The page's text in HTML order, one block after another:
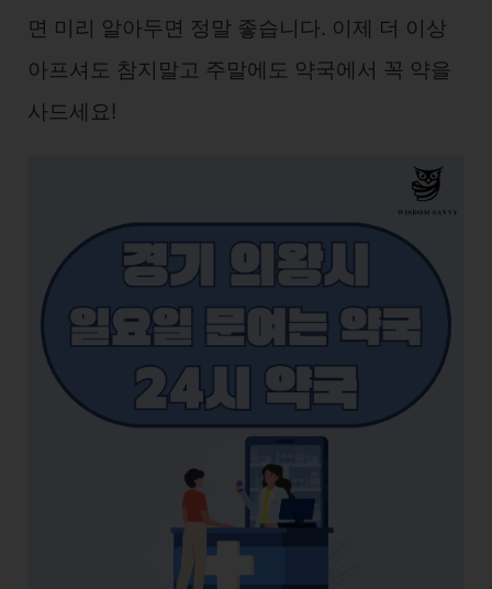
면 미리 알아두면 정말 좋습니다. 이제 더 이상
아프셔도 참지말고 주말에도 약국에서 꼭 약을
사드세요!